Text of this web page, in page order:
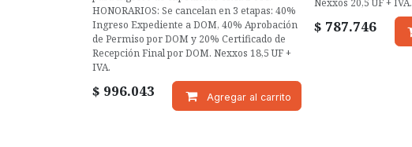
HONORARIOS: Se cancelan en 3 etapas: 40%
Ingreso Expediente a DOM, 40% Aprobación
de Permiso por DOM y 20% Certificado de
Recepción Final por DOM. Nexxos 18,5 UF +
IVA.
$ 996.043 Agregar al carrito
Nexxos 20,5 UF + IVA.
$ 787.746